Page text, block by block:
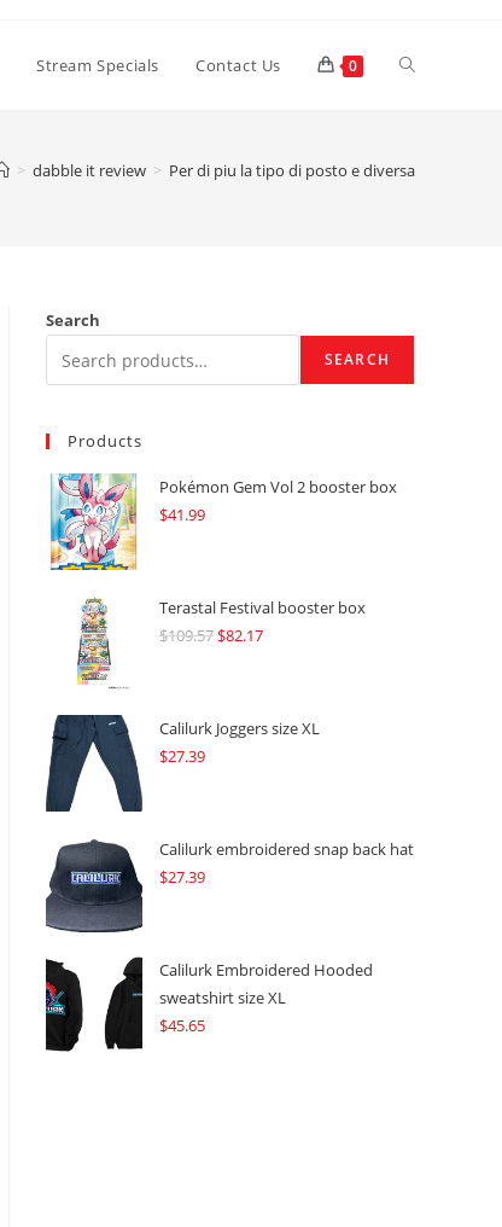
Stream Specials Contact Us 0 Toggle
> dabble it review > Per di piu la tipo di posto e diversa
Search
SEARCH
Products
Pokémon Gem Vol 2 booster box
$41.99
Terastal Festival booster box
$109.57Original
$109.57.
$82.17Current
$82.17.
Calilurk Joggers size XL
$27.39
Calilurk embroidered snap back hat
$27.39
Calilurk Embroidered Hooded
sweatshirt size XL
$45.65